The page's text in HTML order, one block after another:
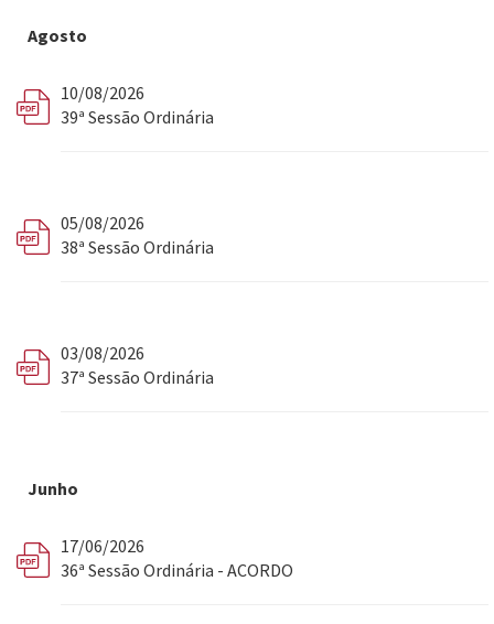
Agosto
10/08/2026
39ª Sessão Ordinária
05/08/2026
38ª Sessão Ordinária
03/08/2026
37ª Sessão Ordinária
Junho
17/06/2026
36ª Sessão Ordinária - ACORDO